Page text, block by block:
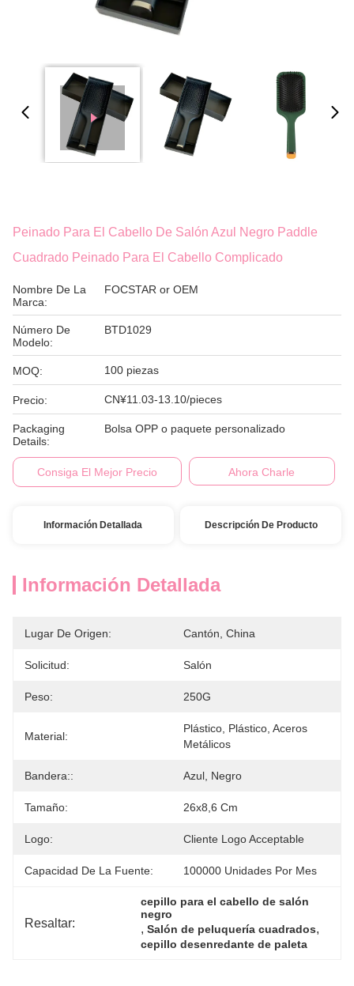
Peinado Para El Cabello De Salón Azul Negro Paddle
Cuadrado Peinado Para El Cabello Complicado
Nombre De La
Marca:
FOCSTAR or OEM
Número De
Modelo:
BTD1029
MOQ: 100 piezas
Precio: CN¥11.03-13.10/pieces
Packaging
Details:
Bolsa OPP o paquete personalizado
Consiga El Mejor Precio Ahora Charle
Información Detallada Descripción De Producto
Información Detallada
Lugar De Origen: Cantón, China
Solicitud: Salón
Peso: 250G
Material:
Plástico, Plástico, Aceros
Metálicos
Bandera:: Azul, Negro
Tamaño: 26x8,6 Cm
Logo: Cliente Logo Acceptable
Capacidad De La Fuente: 100000 Unidades Por Mes
Resaltar:
cepillo para el cabello de salón
negro
, Salón de peluquería cuadrados,
cepillo desenredante de paleta